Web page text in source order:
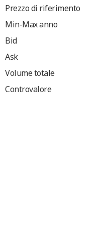
Prezzo di riferimento
Min-Max anno
Bid
Ask
Volume totale
Controvalore